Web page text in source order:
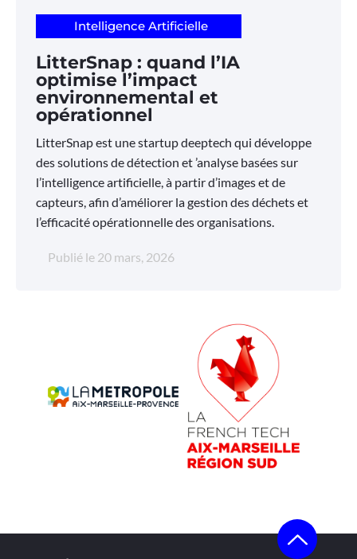
Intelligence Artificielle
LitterSnap : quand l’IA
optimise l’impact
environnemental et
opérationnel
LitterSnap est une startup deeptech qui développe
des solutions de détection et ’analyse basées sur
l’intelligence artificielle, à partir d’images et de
capteurs, afin d’améliorer la gestion des déchets et
l’efficacité opérationnelle des organisations.
Publié le 20 mars, 2026